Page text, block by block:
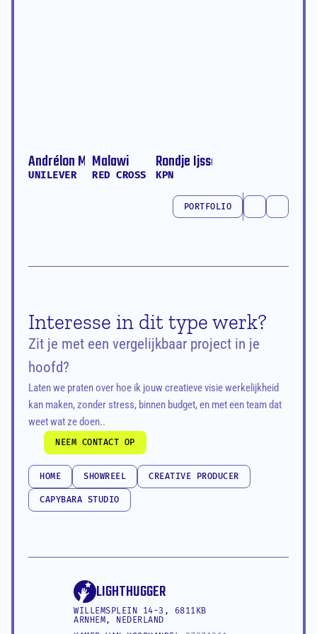
Andrélon Multitask King
UNILEVER
Malawi
RED CROSS
Rondje Ijsselmeer
KPN
PORTFOLIO
PORTFOLIO
Interesse in dit type werk?
Zit je met een vergelijkbaar project in je
hoofd?
Laten we praten over hoe ik jouw creatieve visie werkelijkheid
kan maken, zonder stress, binnen budget, en met een team dat
weet wat ze doen..
NEEM CONTACT OP
HOME
HOME
SHOWREEL
SHOWREEL
CREATIVE PRODUCER
CREATIVE PRODUCER
CAPYBARA STUDIO
CAPYBARA STUDIO
LIGHTHUGGER
WILLEMSPLEIN 14-3, 6811KB
ARNHEM, NEDERLAND